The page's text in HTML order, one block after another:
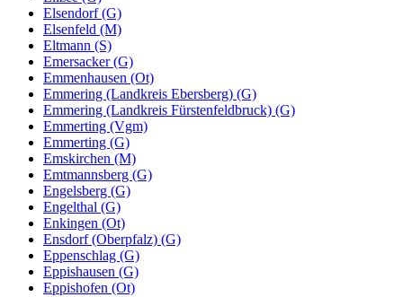
Elsendorf (G)
Elsenfeld (M)
Eltmann (S)
Emersacker (G)
Emmenhausen (Ot)
Emmering (Landkreis Ebersberg) (G)
Emmering (Landkreis Fürstenfeldbruck) (G)
Emmerting (Vgm)
Emmerting (G)
Emskirchen (M)
Emtmannsberg (G)
Engelsberg (G)
Engelthal (G)
Enkingen (Ot)
Ensdorf (Oberpfalz) (G)
Eppenschlag (G)
Eppishausen (G)
Eppishofen (Ot)